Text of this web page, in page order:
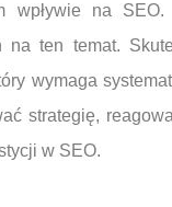
wpływie na
na ten temat.
wymaga
strategię,
w SEO.